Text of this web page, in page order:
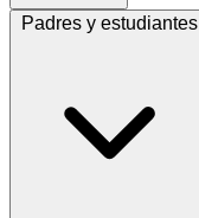
Padres y estudiantes